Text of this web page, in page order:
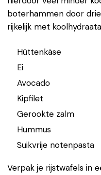
boterhammen door
rijkelijk met
Hüttenkäse
Ei
Avocado
Kipfilet
Gerookte zalm
Hummus
Suikvrije notenpasta
Verpak je rijstwafels in